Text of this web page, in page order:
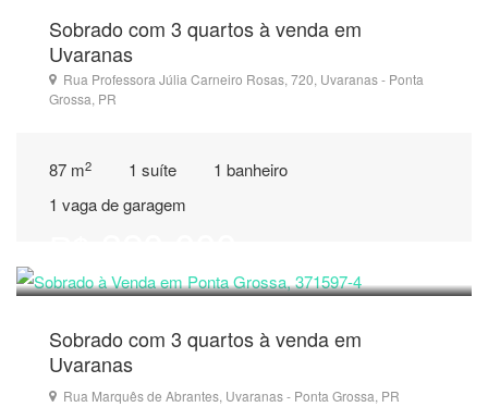
Sobrado com 3 quartos à venda em
Uvaranas
Rua Professora Júlia Carneiro Rosas, 720, Uvaranas - Ponta
Grossa, PR
87 m2 1 suíte
1 banheiro
1 vaga de garagem
Sobrado com 3 quartos à venda em
Uvaranas
Rua Marquês de Abrantes, Uvaranas - Ponta Grossa, PR